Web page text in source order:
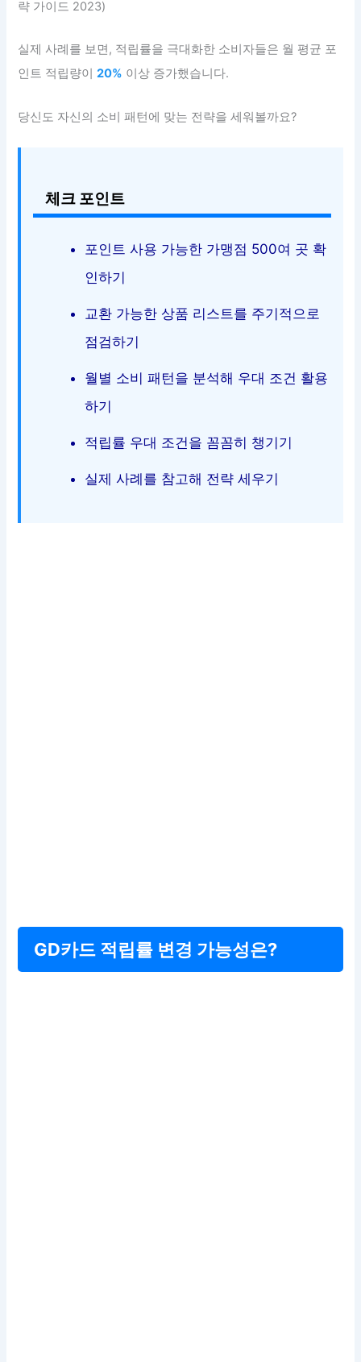
략 가이드 2023)
실제 사례를 보면, 적립률을 극대화한 소비자들은 월 평균 포
인트 적립량이20% 이상 증가했습니다.
당신도 자신의 소비 패턴에 맞는 전략을 세워볼까요?
체크 포인트
포인트 사용 가능한 가맹점 500여 곳 확
인하기
교환 가능한 상품 리스트를 주기적으로
점검하기
월별 소비 패턴을 분석해 우대 조건 활용
하기
적립률 우대 조건을 꼼꼼히 챙기기
실제 사례를 참고해 전략 세우기
GD카드 적립률 변경 가능성은?